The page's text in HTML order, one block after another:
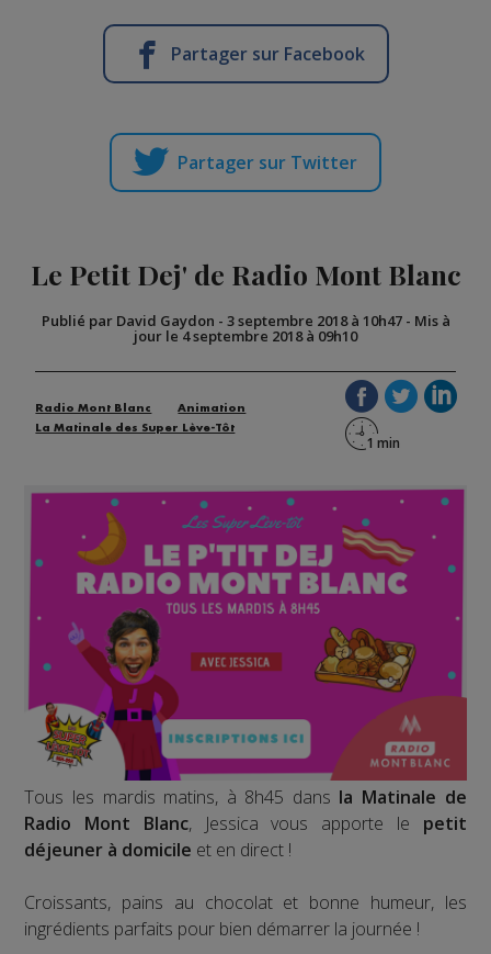
Partager sur Facebook
Partager sur Twitter
Le Petit Dej' de Radio Mont Blanc
Publié par David Gaydon - 3 septembre 2018 à 10h47- Mis à
jour le 4 septembre 2018 à 09h10
Radio Mont Blanc
Animation
La Matinale des Super Lève-Tôt
Tous les mardis matins, à 8h45 dans la Matinale de
Radio Mont Blanc, Jessica vous apporte le petit
déjeuner à domicile et en direct !
Croissants, pains au chocolat et bonne humeur, les
ingrédients parfaits pour bien démarrer la journée !